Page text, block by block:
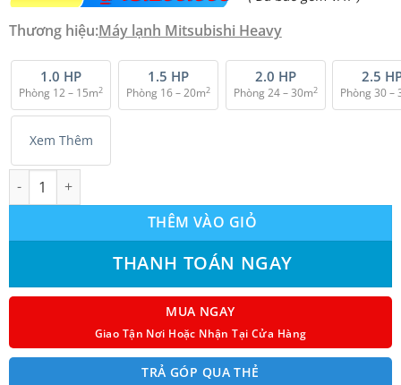
gốc
₫ 17.220.000.
hiện
là:
₫ 13.200.000.
Thương hiệu:Máy lạnh Mitsubishi Heavy
1.0 HP
Phòng 12 – 15m2
1.5 HP
Phòng 16 – 20m2
2.0 HP
Phòng 24 – 30m2
2.5
Phòng 30 –
Xem Thêm
Máy lạnh Mitsubishi Heavy SRK18CS-S5 (2.0Hp) số lượng
THÊM VÀO GIỎ
THANH TOÁN NGAY
MUA NGAY
Giao Tận Nơi Hoặc Nhận Tại Cửa Hàng
TRẢ GÓP QUA THẺ